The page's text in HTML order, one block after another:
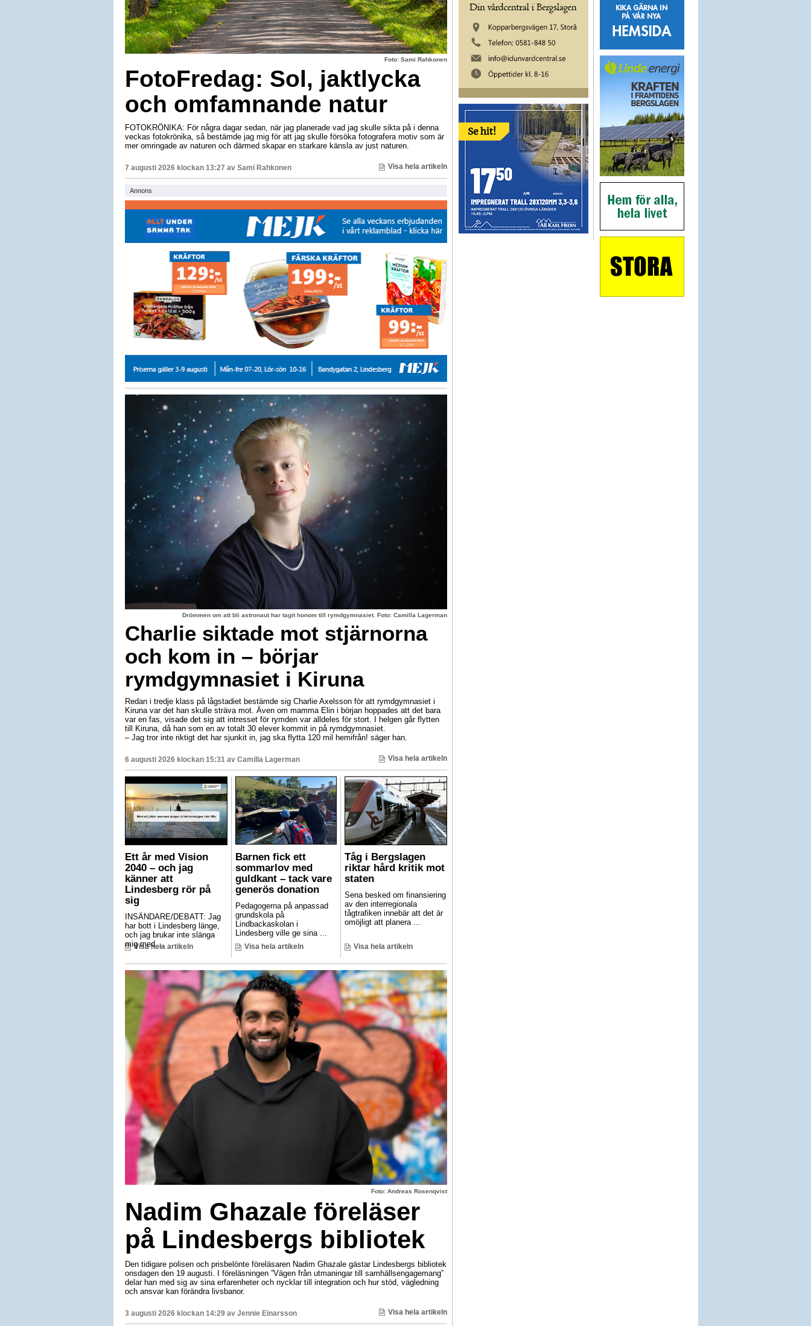
Foto: Sami Rahkonen
FotoFredag: Sol, jaktlycka
och omfamnande natur
FOTOKRÖNIKA: För några dagar sedan, när jag planerade vad jag skulle sikta på i denna
veckas fotokrönika, så bestämde jag mig för att jag skulle försöka fotografera motiv som är
mer omringade av naturen och därmed skapar en starkare känsla av just naturen.
7 augusti 2026 klockan 13:27 av Sami Rahkonen Visa hela artikeln
Annons
Drömmen om att bli astronaut har tagit honom till rymdgymnasiet. Foto: Camilla Lagerman
Charlie siktade mot stjärnorna
och kom in – börjar
rymdgymnasiet i Kiruna
Redan i tredje klass på lågstadiet bestämde sig Charlie Axelsson för att rymdgymnasiet i
Kiruna var det han skulle sträva mot. Även om mamma Elin i början hoppades att det bara
var en fas, visade det sig att intresset för rymden var alldeles för stort. I helgen går flytten
till Kiruna, då han som en av totalt 30 elever kommit in på rymdgymnasiet.
– Jag tror inte riktigt det har sjunkit in, jag ska flytta 120 mil hemifrån! säger han.
6 augusti 2026 klockan 15:31 av Camilla Lagerman Visa hela artikeln
Ett år med Vision
2040 – och jag
känner att
Lindesberg rör på
sig
INSÄNDARE/DEBATT: Jag
har bott i Lindesberg länge,
och jag brukar inte slänga
mig med ...
Visa hela artikeln
Barnen fick ett
sommarlov med
guldkant – tack vare
generös donation
Pedagogerna på anpassad
grundskola på
Lindbackaskolan i
Lindesberg ville ge sina ...
Visa hela artikeln
Tåg i Bergslagen
riktar hård kritik mot
staten
Sena besked om finansiering
av den interregionala
tågtrafiken innebär att det är
omöjligt att planera ...
Visa hela artikeln
Foto: Andreas Rosenqvist
Nadim Ghazale föreläser
på Lindesbergs bibliotek
Den tidigare polisen och prisbelönte föreläsaren Nadim Ghazale gästar Lindesbergs bibliotek
onsdagen den 19 augusti. I föreläsningen ”Vägen från utmaningar till samhällsengagemang”
delar han med sig av sina erfarenheter och nycklar till integration och hur stöd, vägledning
och ansvar kan förändra livsbanor.
3 augusti 2026 klockan 14:29 av Jennie Einarsson Visa hela artikeln